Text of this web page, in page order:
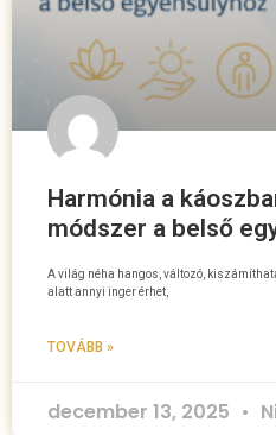
Harmónia a
módszer a belső
A világ néha hangos, változó,
alatt annyi inger érhet,
TOVÁBB »
december 13, 2025